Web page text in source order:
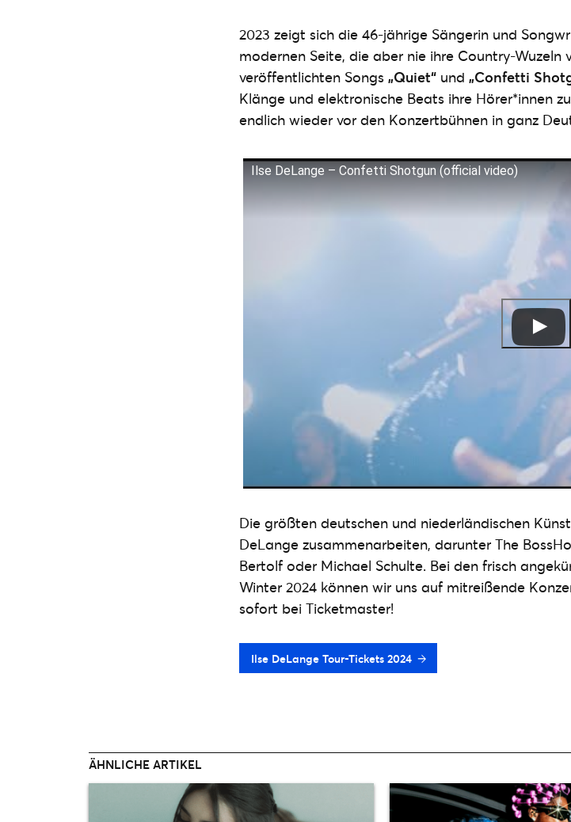
2023 zeigt sich die 46-jährige Sängerin und
modernen Seite, die aber nie ihre Country-Wuzeln
veröffentlichten Songs „Quiet“ und „Confetti
Klänge und elektronische Beats ihre Hörer*innen
endlich wieder vor den Konzertbühnen in ganz
Ilse DeLange – Confetti Shotgun (official video)
Die größten deutschen und niederländischen
DeLange zusammenarbeiten, darunter The
Bertolf oder Michael Schulte. Bei den frisch
Winter 2024 können wir uns auf mitreißende
sofort bei Ticketmaster!
Ilse DeLange Tour-Tickets 2024
ÄHNLICHE ARTIKEL